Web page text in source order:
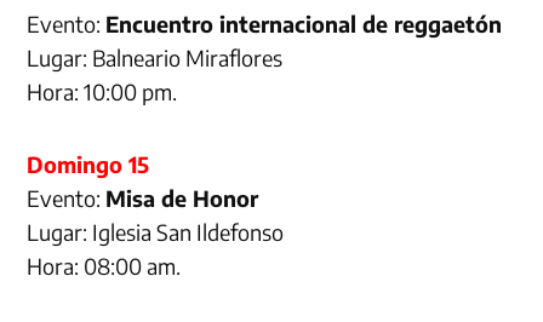
Evento: Encuentro internacional de reggaetón
Lugar: Balneario Miraflores
Hora: 10:00 pm.
Domingo 15
Evento: Misa de Honor
Lugar: Iglesia San Ildefonso
Hora: 08:00 am.